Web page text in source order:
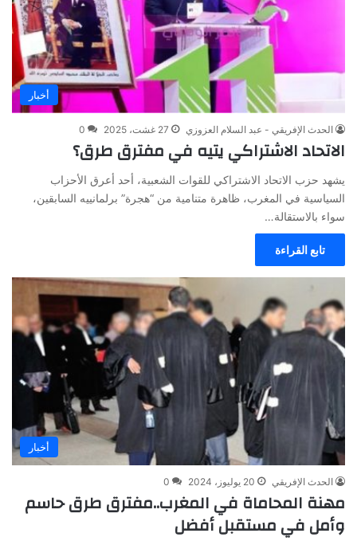
أخبار
الحدث الإفريقي - عبد السلام العزوزي 27 غشت، 2025 0
الاتحاد الاشتراكي يتيه في مفترق طرق؟
يشهد حزب الاتحاد الاشتراكي للقوات الشعبية، أحد أعرق الأحزاب
السياسية في المغرب، ظاهرة متنامية من “هجرة” برلمانييه السابقين،
سواء بالاستقالة…
تابع القراءة
أخبار
الحدث الإفريقي 20 يوليوز، 2024 0
مهنة المحاماة في المغرب..مفترق طرق حاسم
وأمل في مستقبل أفضل